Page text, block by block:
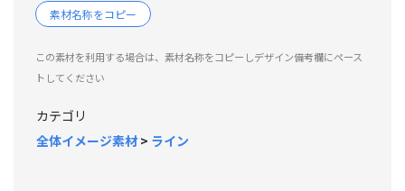
素材名称をコピー
この素材を利用する場合は、素材名称をコピーしデザイン備考欄にペース
トしてください
カテゴリ
全体イメージ素材> ライン